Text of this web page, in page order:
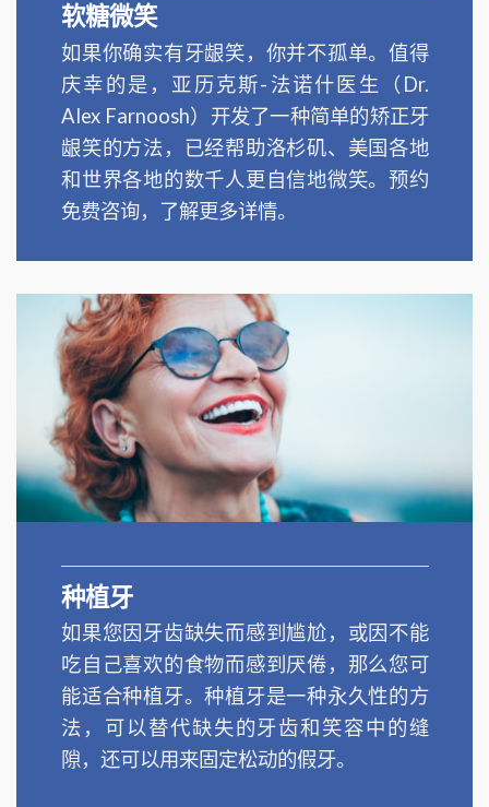
软糖微笑
如果你确实有牙龈笑，你并不孤单。值得
庆幸的是，亚历克斯-法诺什医生（Dr.
Alex Farnoosh）开发了一种简单的矫正牙
龈笑的方法，已经帮助洛杉矶、美国各地
和世界各地的数千人更自信地微笑。预约
免费咨询，了解更多详情。
种植牙
如果您因牙齿缺失而感到尴尬，或因不能
吃自己喜欢的食物而感到厌倦，那么您可
能适合种植牙。种植牙是一种永久性的方
法，可以替代缺失的牙齿和笑容中的缝
隙，还可以用来固定松动的假牙。